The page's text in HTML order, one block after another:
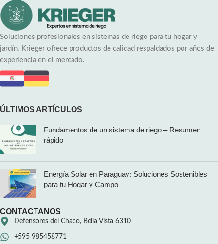
Soluciones profesionales en sistemas de riego para tu hogar y
jardín. Krieger ofrece productos de calidad respaldados por años de
experiencia en el mercado.
ÚLTIMOS ARTÍCULOS
Fundamentos de un sistema de riego – Resumen
rápido
Energía Solar en Paraguay: Soluciones Sostenibles
para tu Hogar y Campo
CONTACTANOS
Defensores del Chaco, Bella Vista 6310
+595 985458771